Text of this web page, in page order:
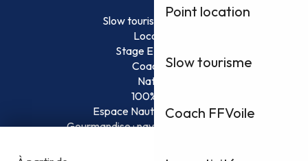
Point location
Slow tourisme
Coach FFVoile
Slow tourisme FFVoile
Location
Stage EFVoile
Coaching
Nature
100% Fun
Espace Nautique Surveillé
Gourmandise : naviguez et savourez !